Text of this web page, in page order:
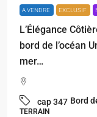
A VENDRE EXCLUSIF
L’Élégance
bord de l’océan
mer…
cap 347 Bord
TERRAIN